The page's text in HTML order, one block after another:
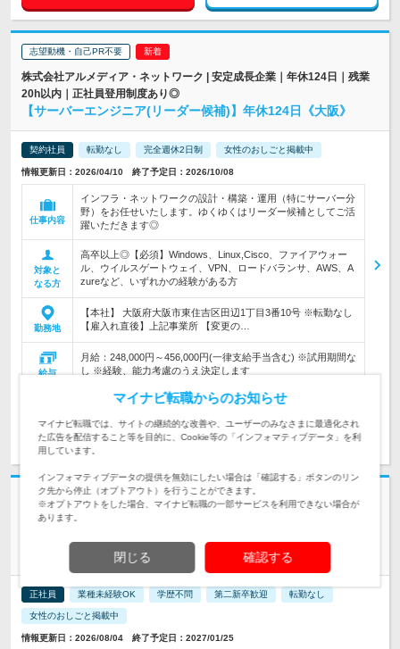
志望動機・自己PR不要
株式会社アルメディア・ネットワーク | 安定成長企業｜年休124日｜残業
20h以内｜正社員登用制度あり◎
【サーバーエンジニア(リーダー候補)】年休124日《大阪》
契約社員 転勤なし 完全週休2日制 女性のおしごと掲載中
情報更新日：2026/04/10 終了予定日：2026/10/08
仕事内容
インフラ・ネットワークの設計・構築・運用（特にサーバー分
野）をお任せいたします。ゆくゆくはリーダー候補としてご活
躍いただきます◎
対象と
なる方
高卒以上◎【必須】Windows、Linux,Cisco、ファイアウォー
ル、ウイルスゲートウェイ、VPN、ロードバランサ、AWS、A
zureなど、いずれかの経験がある方
勤務地
【本社】 大阪府大阪市東住吉区田辺1丁目3番10号 ※転勤なし
【雇入れ直後】上記事業所 【変更の…
給与
月給：248,000円～456,000円(一律支給手当含む) ※試用期間な
し ※経験、能力考慮のうえ決定します
求人詳細を見る 気になる
志望動機・自己PR不要
インフォメーションサービスフォース株式会社 | 大阪オフィス事業拡大
正社員 業種未経験OK 学歴不問 第二新卒歓迎 転勤なし
女性のおしごと掲載中
情報更新日：2026/08/04 終了予定日：2027/01/25
マイナビ転職からのお知らせ
マイナビ転職では、サイトの継続的な改善や、ユーザーのみなさまに最適化され
た広告を配信すること等を目的に、Cookie等の「インフォマティブデータ」を利
用しています。
インフォマティブデータの提供を無効にしたい場合は「確認する」ボタンのリン
ク先から停止（オプトアウト）を行うことができます。
※オプトアウトをした場合、マイナビ転職の一部サービスを利用できない場合が
あります。
閉じる 確認する